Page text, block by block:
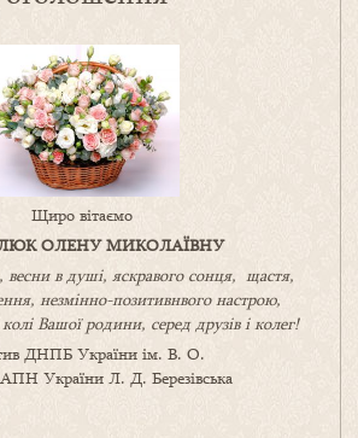
Щиро вітаємо
ОЛЕНУ МИКОЛАЇВНУ
весни в душі, яскравого сонця, щастя,
незмінно-позитивнвого настрою,
Вашоїродини, серед друзів і колег!
ДНПБ України ім. В. О.
України Л. Д. Березівська